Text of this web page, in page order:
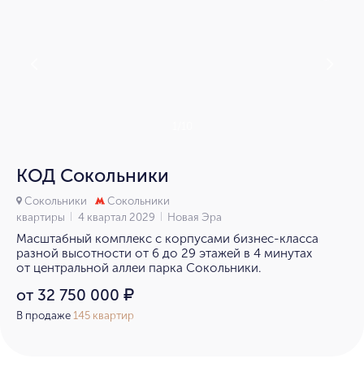
КОД Сокольники
Сокольники
Сокольники
квартиры
4 квартал 2029 Новая Эра
Масштабный комплекс с корпусами бизнес-класса
разной высотности от 6 до 29 этажей в 4 минутах
от центральной аллеи парка Сокольники.
от 32 750 000 ₽
В продаже 145 квартир